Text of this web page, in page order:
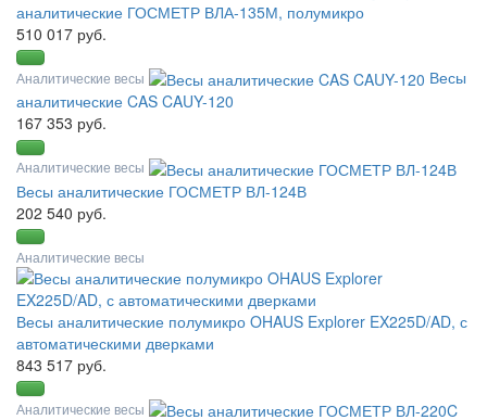
аналитические ГОСМЕТР ВЛА-135М, полумикро
510 017 руб.
Аналитические весы
Весы
аналитические CAS CAUY-120
167 353 руб.
Аналитические весы
Весы аналитические ГОСМЕТР ВЛ-124В
202 540 руб.
Аналитические весы
Весы аналитические полумикро OHAUS Explorer EX225D/AD, с
автоматическими дверками
843 517 руб.
Аналитические весы